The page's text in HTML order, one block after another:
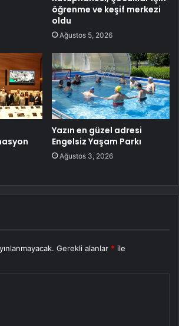
öğrenme ve keşif merkezi
oldu
Ağustos 5, 2026
Yazın en güzel adresi
Engelsiz Yaşam Parkı
Ağustos 3, 2026
Gerekli alanlar * ile